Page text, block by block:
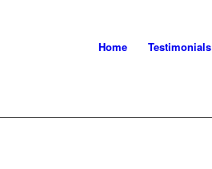
Home Testimonials